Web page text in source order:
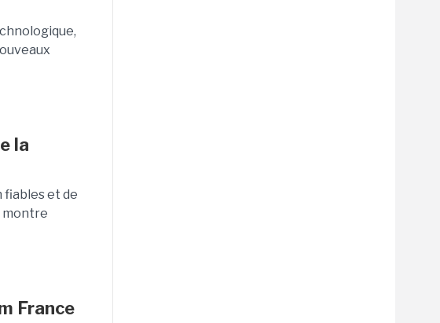
la
fiables et de
montre
France